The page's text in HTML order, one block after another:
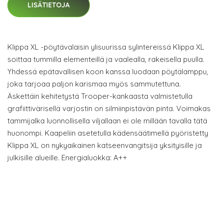
LISÄTIETOJA
Klippa XL -pöytävalaisin ylisuurissa sylintereissä Klippa XL
soittaa tummilla elementeillä ja vaalealla, rakeisella puulla.
Yhdessä epätavallisen koon kanssa luodaan pöytälamppu,
joka tarjoaa paljon karismaa myös sammutettuna.
Äskettäin kehitetystä Trooper-kankaasta valmistetulla
grafiittivärisellä varjostin on silmiinpistävän pinta. Voimakas
tammijalka luonnollisella viljallaan ei ole millään tavalla tätä
huonompi. Kaapeliin asetetulla kädensäätimellä pyöristetty
Klippa XL on nykyaikainen katseenvangitsija yksityisille ja
julkisille alueille. Energialuokka: A++